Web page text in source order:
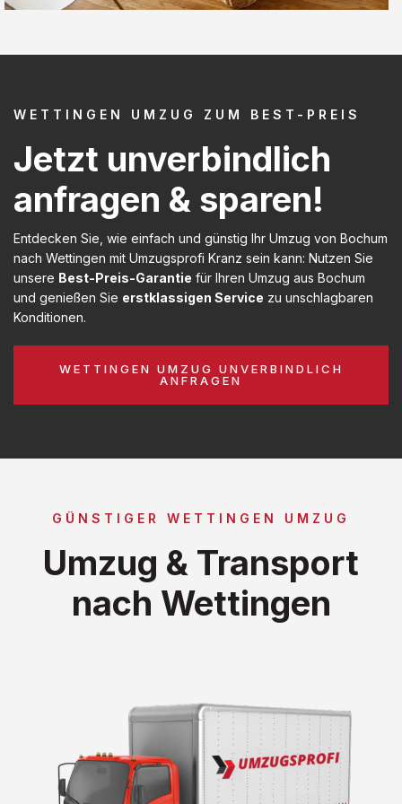
WETTINGEN UMZUG ZUM BEST-PREIS
Jetzt unverbindlich
anfragen & sparen!
Entdecken Sie, wie einfach und günstig Ihr Umzug von Bochum
nach Wettingen mit Umzugsprofi Kranz sein kann: Nutzen Sie
unsere Best-Preis-Garantie für Ihren Umzug aus Bochum
und genießen Sie erstklassigen Service zu unschlagbaren
Konditionen.
WETTINGEN UMZUG UNVERBINDLICH
ANFRAGEN
GÜNSTIGER WETTINGEN UMZUG
Umzug & Transport
nach Wettingen